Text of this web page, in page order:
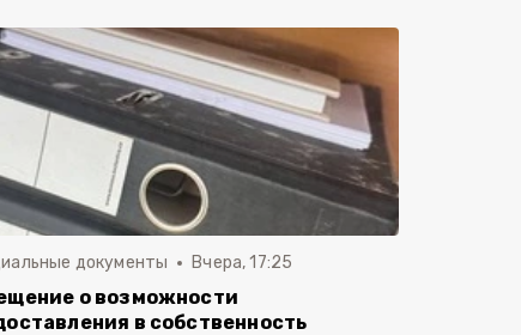
документы Вчера, 17:25
о возможности
в собственность